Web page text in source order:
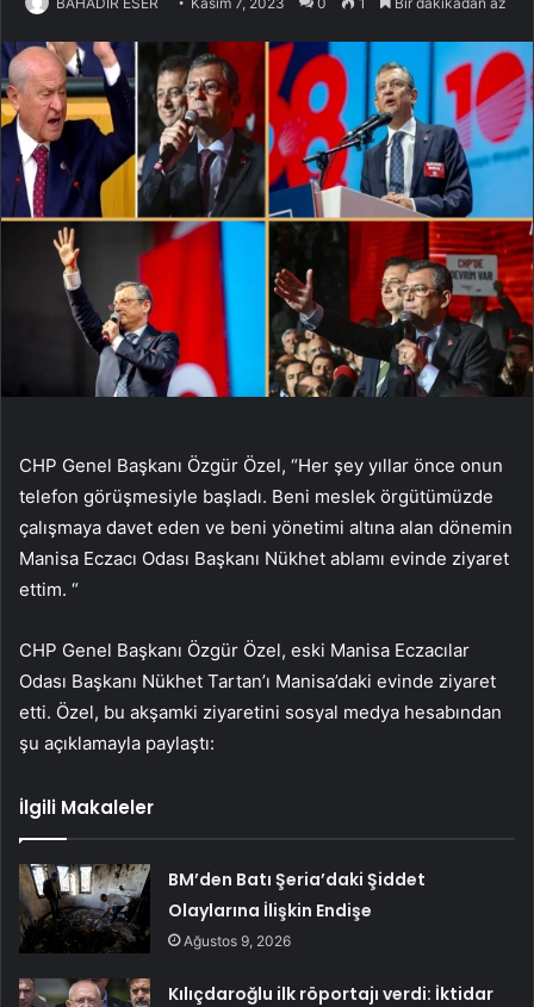
CHP Genel Başkanı Özgür Özel, “Her şey yıllar önce onun
telefon görüşmesiyle başladı. Beni meslek örgütümüzde
çalışmaya davet eden ve beni yönetimi altına alan dönemin
Manisa Eczacı Odası Başkanı Nükhet ablamı evinde ziyaret
ettim. “
CHP Genel Başkanı Özgür Özel, eski Manisa Eczacılar
Odası Başkanı Nükhet Tartan’ı Manisa’daki evinde ziyaret
etti. Özel, bu akşamki ziyaretini sosyal medya hesabından
şu açıklamayla paylaştı:
İlgili Makaleler
BM’den Batı Şeria’daki Şiddet
Olaylarına İlişkin Endişe
Ağustos 9, 2026
Kılıçdaroğlu ilk röportajı verdi: İktidar